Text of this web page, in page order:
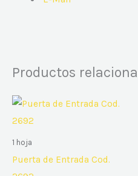
Productos
1 hoja
Puerta de Entrada Cod.